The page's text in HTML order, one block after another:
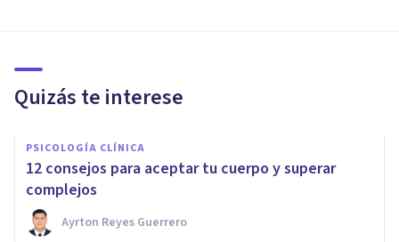
Quizás te interese
PSICOLOGÍA CLÍNICA
12 consejos para aceptar tu cuerpo y superar
complejos
Ayrton Reyes Guerrero